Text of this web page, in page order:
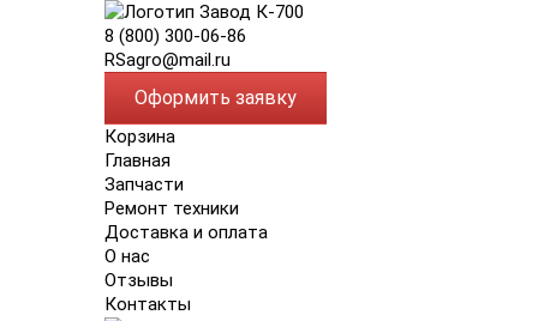
8 (800) 300-06-86
RSagro@mail.ru
Оформить заявку
Корзина
Главная
Запчасти
Ремонт техники
Доставка и оплата
О нас
Отзывы
Контакты